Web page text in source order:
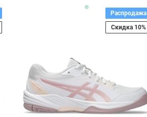
Распродажа
Скидка 10%